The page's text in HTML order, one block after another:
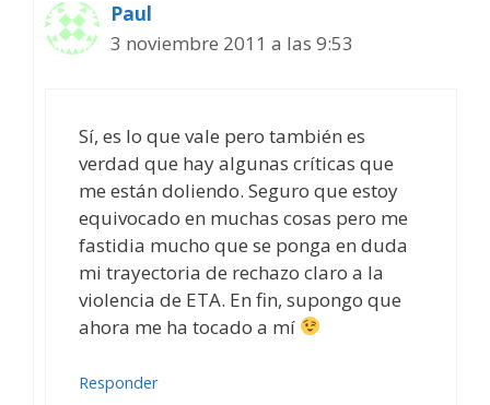
Paul
3 noviembre 2011 a las 9:53
Sí, es lo que vale pero también es
verdad que hay algunas críticas que
me están doliendo. Seguro que estoy
equivocado en muchas cosas pero me
fastidia mucho que se ponga en duda
mi trayectoria de rechazo claro a la
violencia de ETA. En fin, supongo que
ahora me ha tocado a mí
Responder